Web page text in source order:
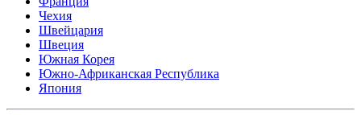
Чехия
Швейцария
Швеция
Южная Корея
Южно-Африканская Республика
Япония